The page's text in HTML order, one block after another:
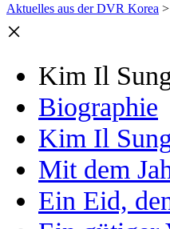
Aktuelles aus der DVR Korea >
×
Kim Il
Biographie
Kim Il
Mit dem
Ein Eid,